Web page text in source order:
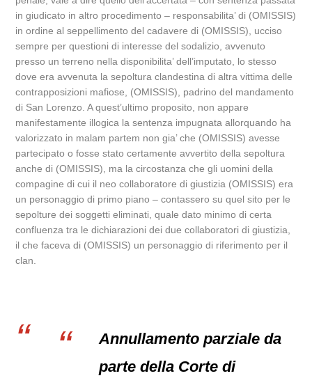
in giudicato in altro procedimento – responsabilita’ di (OMISSIS)
in ordine al seppellimento del cadavere di (OMISSIS), ucciso
sempre per questioni di interesse del sodalizio, avvenuto
presso un terreno nella disponibilita’ dell’imputato, lo stesso
dove era avvenuta la sepoltura clandestina di altra vittima delle
contrapposizioni mafiose, (OMISSIS), padrino del mandamento
di San Lorenzo. A quest’ultimo proposito, non appare
manifestamente illogica la sentenza impugnata allorquando ha
valorizzato in malam partem non gia’ che (OMISSIS) avesse
partecipato o fosse stato certamente avvertito della sepoltura
anche di (OMISSIS), ma la circostanza che gli uomini della
compagine di cui il neo collaboratore di giustizia (OMISSIS) era
un personaggio di primo piano – contassero su quel sito per le
sepolture dei soggetti eliminati, quale dato minimo di certa
confluenza tra le dichiarazioni dei due collaboratori di giustizia,
il che faceva di (OMISSIS) un personaggio di riferimento per il
clan.
Annullamento parziale da
parte della Corte di